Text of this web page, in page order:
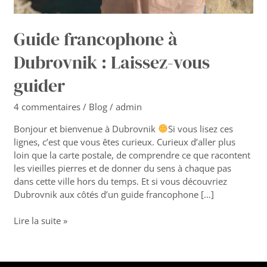
Guide francophone à
Dubrovnik : Laissez-vous
guider
4 commentaires / Blog /admin
Bonjour et bienvenue à Dubrovnik
Si vous lisez ces
lignes, c’est que vous êtes curieux. Curieux d’aller plus
loin que la carte postale, de comprendre ce que racontent
les vieilles pierres et de donner du sens à chaque pas
dans cette ville hors du temps. Et si vous découvriez
Dubrovnik aux côtés d’un guide francophone […]
Lire la suite »